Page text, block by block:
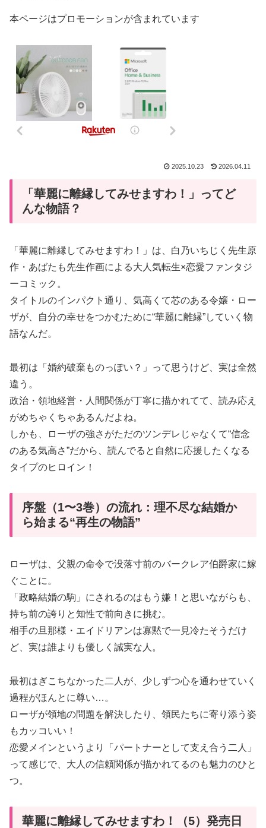
本ページはプロモーションが含まれています
2025.10.23 2026.04.11
「華麗に離縁してみせますわ！」ってど
んな物語？
「華麗に離縁してみせますわ！」は、白乃いちじく先生原
作・あばたも先生作画による大人気転生×恋愛ファンタジ
ーコミック。
タイトルのインパクト通り、気高くて芯のある令嬢・ロー
ザが、自分の幸せをつかむために“華麗に離縁”していく物
語なんだ。
最初は「婚約破棄ものっぽい？」って思うけど、実は全然
違う。
政治・領地経営・人間関係が丁寧に描かれてて、読み応え
がめちゃくちゃあるんだよね。
しかも、ローザの強さがただのツンデレじゃなくて“信念
のある気高さ”だから、読んでると自然に応援したくなる
タイプのヒロイン！
序盤（1〜3巻）の流れ：理不尽な結婚か
ら始まる“再生の物語”
ローザは、父親の命令で没落寸前のバークレア伯爵家に嫁
ぐことに。
「政略結婚の駒」にされるのはもう嫌！と思いながらも、
持ち前の誇りと知性で前向きに挑む。
相手の旦那様・エイドリアンは寡黙で一見冷たそうだけ
ど、実は誰よりも優しく誠実な人。
最初はぎこちなかった二人が、少しずつ心を通わせていく
過程がほんとに尊い…。
ローザが領地の問題を解決したり、領民たちに寄り添う姿
もカッコいい！
恋愛メインというより「パートナーとして支え合う二人」
って感じで、大人の信頼関係が描かれてるのも魅力のひと
つ。
華麗に離縁してみせますわ！（5）発売日